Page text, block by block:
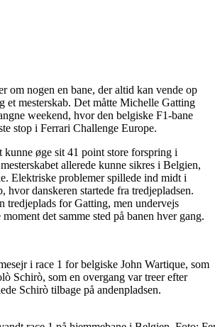
om nogen en bane, der altid kan vende op
et mesterskab. Det måtte Michelle Gatting
weekend, hvor den belgiske F1-bane
stop i Ferrari Challenge Europe.
øge sit 41 point store forspring i
allerede kunne sikres i Belgien,
Elektriske problemer spillede ind midt i
hvor danskeren startede fra tredjepladsen.
tredjeplads for Gatting, men undervejs
det samme sted på banen hver gang.
i race 1 for belgiske John Wartique, som
Schirò, som en overgang var treer efter
Schirò tilbage på andenpladsen.